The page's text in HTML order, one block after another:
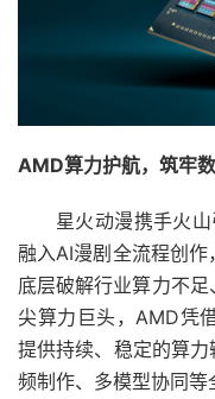
AMD算力护航，筑牢
星火动漫携手火
融入AI漫剧全流程创
底层破解行业算力不
尖算力巨头，AMD凭
提供持续、稳定的算
频制作、多模型协同等